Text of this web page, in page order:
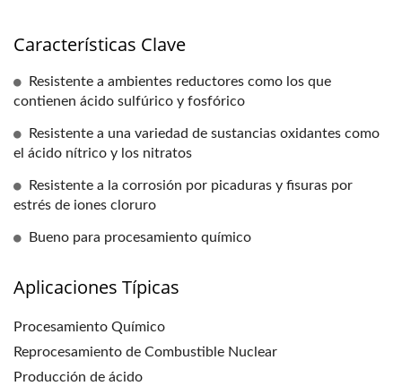
Características Clave
Resistente a ambientes reductores como los que
contienen ácido sulfúrico y fosfórico
Resistente a una variedad de sustancias oxidantes como
el ácido nítrico y los nitratos
Resistente a la corrosión por picaduras y fisuras por
estrés de iones cloruro
Bueno para procesamiento químico
Aplicaciones Típicas
Procesamiento Químico
Reprocesamiento de Combustible Nuclear
Producción de ácido